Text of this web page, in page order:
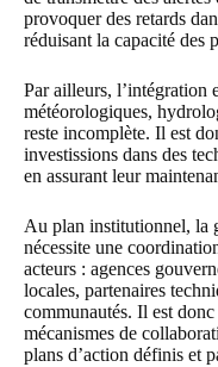
provoquer des retards
réduisant la capacité des
Par ailleurs, l’intégration
météorologiques,
reste incomplète. Il est
investissions dans des
en assurant leur
Au plan institutionnel, la
nécessite une
acteurs : agences
locales, partenaires
communautés. Il est
mécanismes de
plans d’action définis et